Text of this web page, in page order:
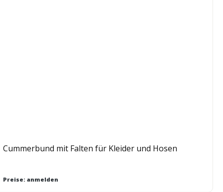
Cummerbund mit Falten für Kleider und Hosen
Preise: anmelden